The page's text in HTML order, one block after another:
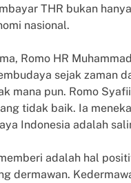
THR bukan
nasional.
Romo HR
sejak zaman
mana pun. Romo
tidak baik. Ia
Indonesia adalah
adalah hal
dermawan.